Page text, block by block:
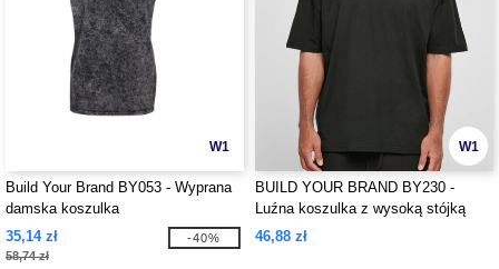
W1
Build Your Brand BY053 - Wyprana
damska koszulka
35,14 zł
58,74 zł
-40%
W1
BUILD YOUR BRAND BY230 -
Luźna koszulka z wysoką stójką
46,88 zł